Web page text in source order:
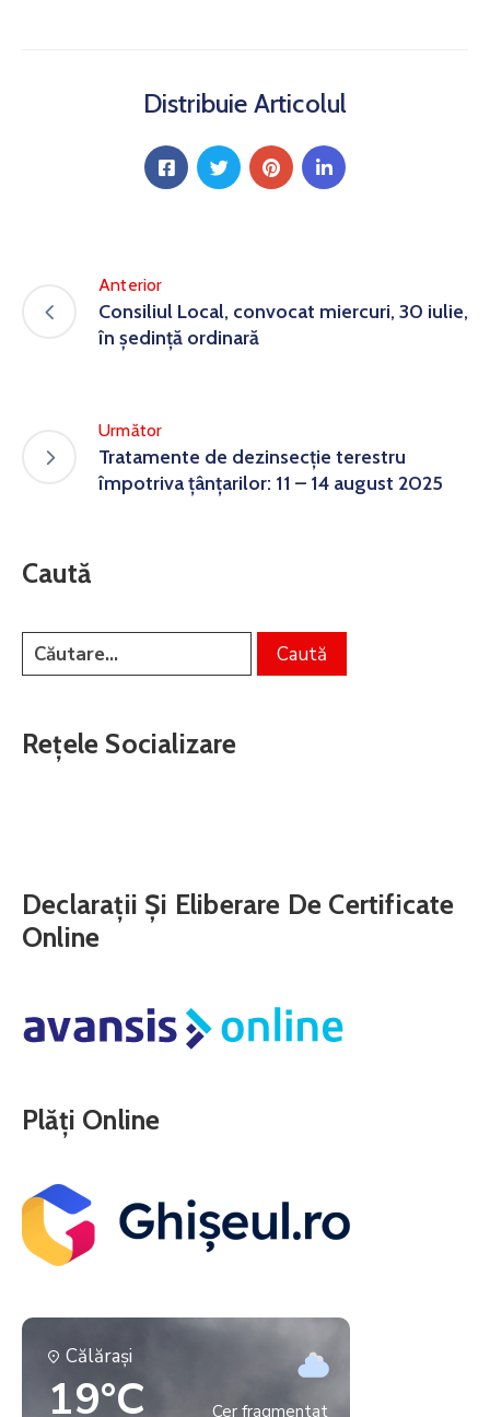
Distribuie Articolul
Anterior
Consiliul Local, convocat miercuri, 30 iulie,
în ședință ordinară
Următor
Tratamente de dezinsecţie terestru
împotriva țânțarilor: 11 – 14 august 2025
Caută
Rețele Socializare
Declarații Și Eliberare De Certificate
Online
Plăți Online
Călăraşi
19°C Cer fragmentat